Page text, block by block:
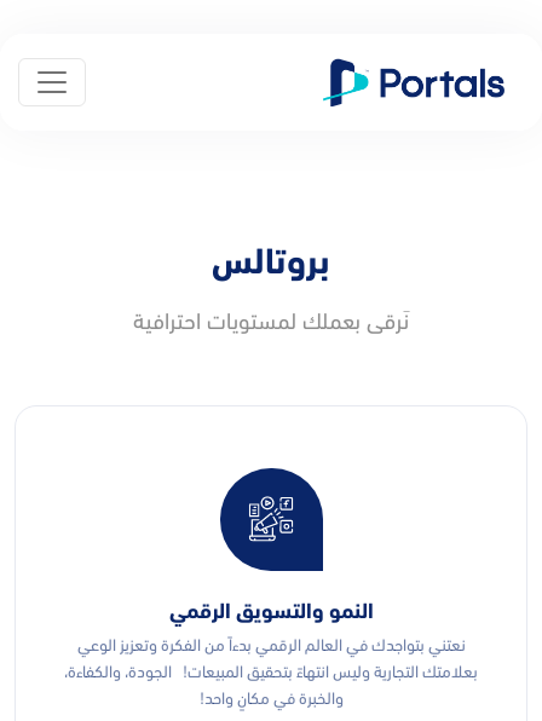
بروتالس
نَرقى بعملك لمستويات احترافية
النمو والتسويق الرقمي
نعتني بتواجدك في العالم الرقمي بدءاً من الفكرة وتعزيز الوعي
بعلامتك التجارية وليس انتهاءً بتحقيق المبيعات! الجودة، والكفاءة،
والخبرة في مكانٍ واحد!